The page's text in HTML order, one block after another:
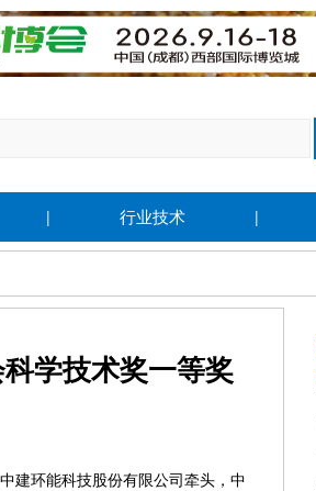
| 行业技术 |
学技术奖一等奖
建环能科技股份有限公司牵头，中